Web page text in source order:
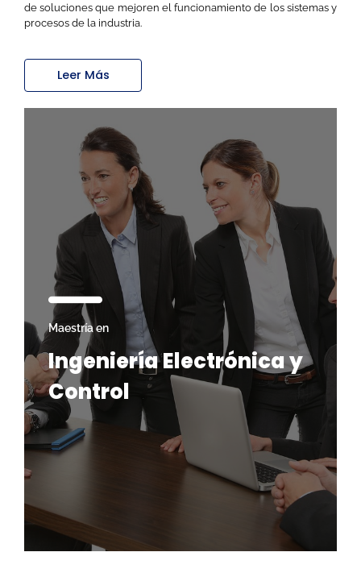
de soluciones que mejoren el funcionamiento de los sistemas y
procesos de la industria.
Leer Más
Maestría en
Ingeniería Electrónica y
Control